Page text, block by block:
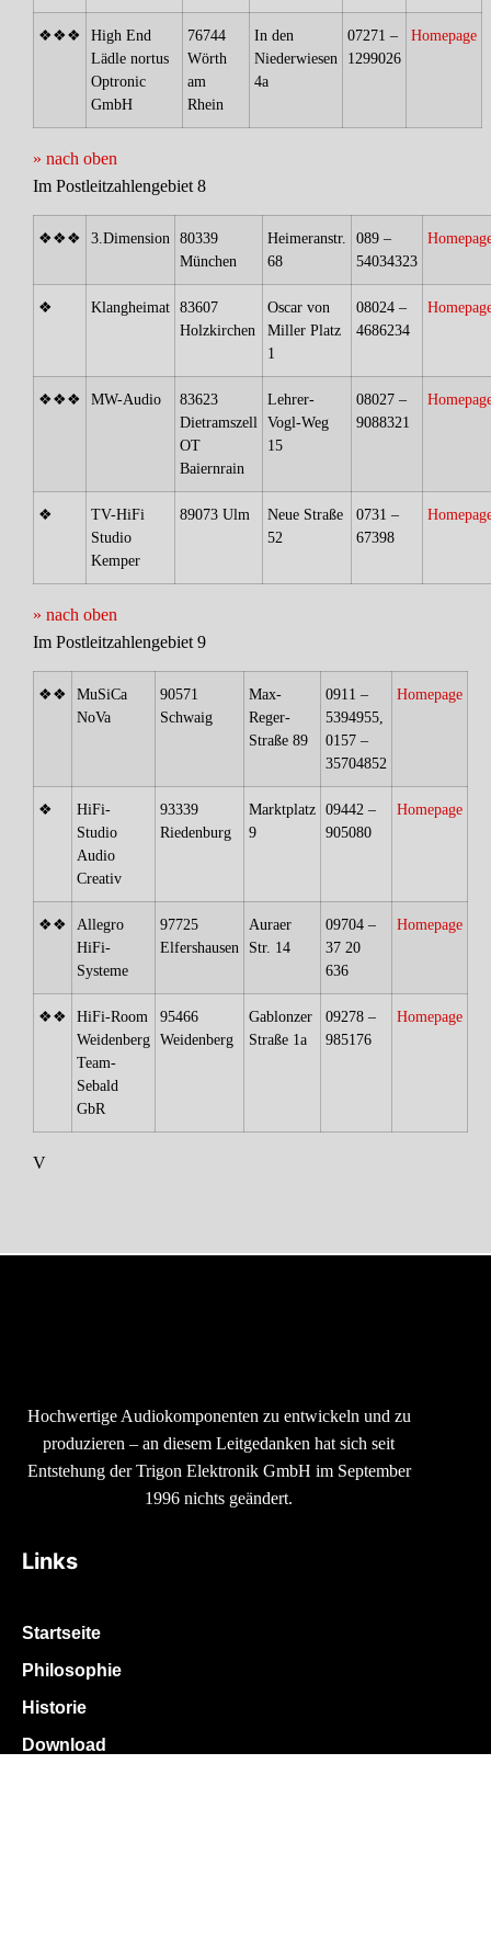
❖❖❖
High End
Lädle nortus
Optronic
GmbH
76744
Wörth
am
Rhein
In den
Niederwiesen
4a
07271 –
1299026
Homepage
» nach oben
Im Postleitzahlengebiet 8
❖❖❖ 3.Dimension
80339
München
Heimeranstr.
68
089 –
54034323
❖ Klangheimat 83607
Holzkirchen
Oscar von
Miller Platz
1
08024 –
4686234
❖❖❖ MW-Audio
83623
Dietramszell
OT
Baiernrain
Lehrer-
Vogl-Weg
15
08027 –
9088321
❖
TV-HiFi
Studio
Kemper
89073 Ulm
Neue Straße
52
0731 –
67398
» nach oben
Im Postleitzahlengebiet 9
❖❖
MuSiCa
NoVa
90571
Schwaig
Max-
Reger-
Straße 89
0911 –
5394955,
0157 –
35704852
Homepage
❖
HiFi-
Studio
Audio
Creativ
93339
Riedenburg
Marktplatz
9
09442 –
905080
Homepage
❖❖
Allegro
HiFi-
Systeme
97725
Elfershausen
Auraer
Str. 14
09704 –
37 20
636
Homepage
❖❖
HiFi-Room
Weidenberg
Team-
Sebald
GbR
95466
Weidenberg
Gablonzer
Straße 1a
09278 –
985176
Homepage
V
Hochwertige Audiokomponenten zu entwickeln und zu
produzieren – an diesem Leitgedanken hat sich seit
Entstehung der Trigon Elektronik GmbH im September
1996 nichts geändert.
Links
Startseite
Philosophie
Historie
Download